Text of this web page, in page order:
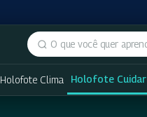
Buscar no portal
Holofote Clima Holofote Cuidar